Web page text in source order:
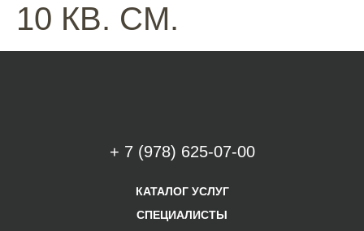
10 КВ. СМ.
КАТАЛОГ УСЛУГ
СПЕЦИАЛИСТЫ
+ 7 (978) 625-07-00